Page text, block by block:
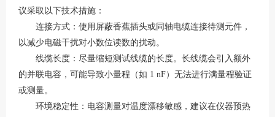
议采取以下技术措施：
连接方式 ：使用屏蔽香蕉插头或同轴电缆连接待测元件，
以减少电磁干扰对小数位读数的扰动。
线缆长度 ：尽量缩短测试线缆的长度。长线缆会引入额外
的并联电容，可能导致小量程（如 1 nF）无法进行满量程验证
或测量。
环境稳定性 ：电容测量对温度漂移敏感，建议在仪器预热